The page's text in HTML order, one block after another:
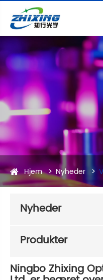
Hjem Nyheder
Nyheder
Produkter
Ningbo Zhixing